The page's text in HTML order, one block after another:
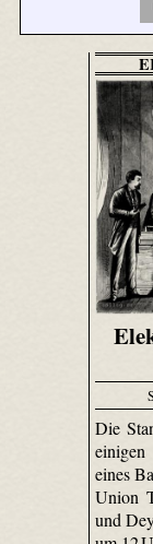
Die
eines
Union
und